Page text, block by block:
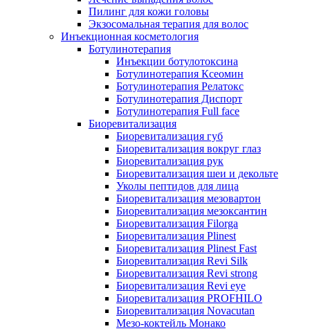
Пилинг для кожи головы
Экзосомальная терапия для волос
Инъекционная косметология
Ботулинотерапия
Инъекции ботулотоксина
Ботулинотерапия Ксеомин
Ботулинотерапия Релатокс
Ботулинотерапия Диспорт
Ботулинотерапия Full face
Биоревитализация
Биоревитализация губ
Биоревитализация вокруг глаз
Биоревитализация рук
Биоревитализация шеи и декольте
Уколы пептидов для лица
Биоревитализация мезовартон
Биоревитализация мезоксантин
Биоревитализация Filorga
Биоревитализация Plinest
Биоревитализация Plinest Fast
Биоревитализация Revi Silk
Биоревитализация Revi strong
Биоревитализация Revi eye
Биоревитализация PROFHILO
Биоревитализация Novacutan
Мезо-коктейль Монако